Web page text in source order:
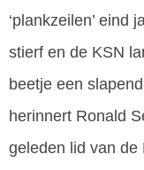
‘plankzeilen’ eind
stierf en de KSN
beetje een
herinnert Ronald
geleden lid van de